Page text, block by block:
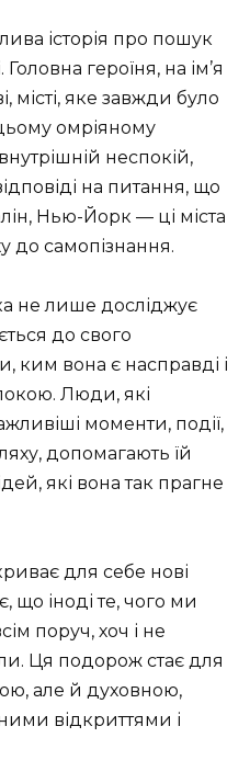
історія про пошук
Головна героїня, на ім’я
місті, яке завжди було
цьому омріяному
неспокій,
на питання, що
Нью-Йорк — ці міста
до самопізнання.
не лише досліджує
до свого
ким вона є насправді і
Люди, які
моменти, події,
допомагають їй
які вона так прагне
для себе нові
що іноді те, чого ми
поруч, хоч і не
Ця подорож стає для
але й духовною,
відкриттями і